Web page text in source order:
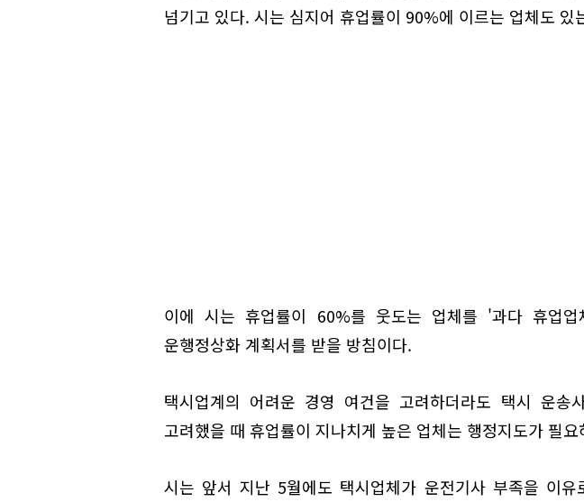
넘기고 있다. 시는 심지어 휴업률이 90%에 이르는 업체도 있
이에 시는 휴업률이 60%를 웃도는 업체를 '과다 휴업
운행정상화 계획서를 받을 방침이다.
택시업계의 어려운 경영 여건을 고려하더라도 택시 운송
고려했을 때 휴업률이 지나치게 높은 업체는 행정지도가 필
시는 앞서 지난 5월에도 택시업체가 운전기사 부족을 이유